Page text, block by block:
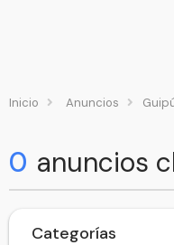
Inicio Anuncios
0 anuncios
Categorías